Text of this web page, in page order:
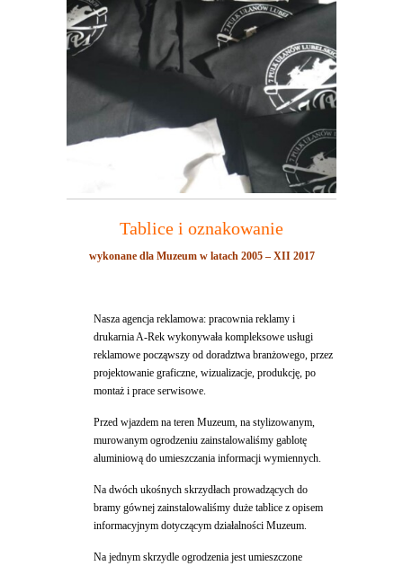
Tablice i oznakowanie
wykonane dla Muzeum w latach 2005 – XII 2017
Nasza agencja reklamowa: pracownia reklamy i
drukarnia A-Rek wykonywała kompleksowe usługi
reklamowe począwszy od doradztwa branżowego, przez
projektowanie graficzne, wizualizacje, produkcję, po
montaż i prace serwisowe.
Przed wjazdem na teren Muzeum, na stylizowanym,
murowanym ogrodzeniu zainstalowaliśmy gablotę
aluminiową do umieszczania informacji wymiennych.
Na dwóch ukośnych skrzydłach prowadzących do
bramy gównej zainstalowaliśmy duże tablice z opisem
informacyjnym dotyczącym działalności Muzeum.
Na jednym skrzydle ogrodzenia jest umieszczone